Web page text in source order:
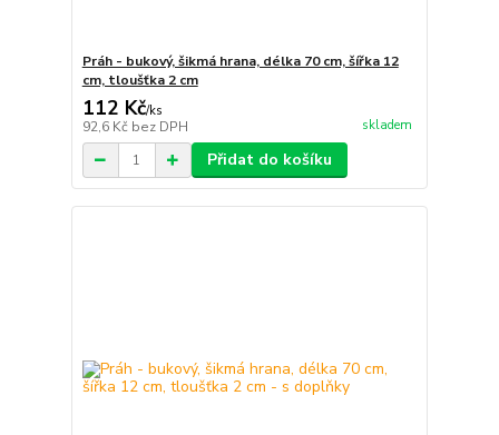
Práh - bukový, šikmá hrana, délka 70 cm, šířka 12
cm, tloušťka 2 cm
112 Kč/ks
92,6 Kč bez DPH skladem
Přidat do košíku